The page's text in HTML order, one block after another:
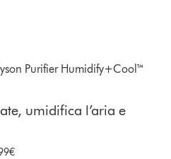
Purifier Humidify+Cool™
umidifica l’aria e